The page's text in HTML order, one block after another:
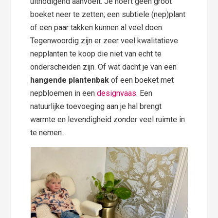
boeket neer te zetten; een subtiele (nep)plant
of een paar takken kunnen al veel doen.
Tegenwoordig zijn er zeer veel kwalitatieve
nepplanten te koop die niet van echt te
onderscheiden zijn. Of wat dacht je van een
hangende plantenbak of een boeket met
nepbloemen in eendesignvaas. Een
natuurlijke toevoeging aan je hal brengt
warmte en levendigheid zonder veel ruimte in
te nemen.